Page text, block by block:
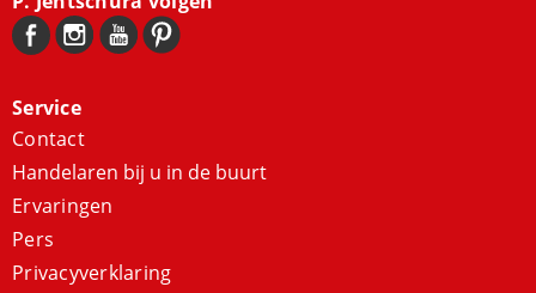
Service
Contact
Handelaren bij u in de buurt
Ervaringen
Pers
Privacyverklaring